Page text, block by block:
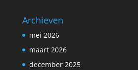
Archieven
mei 2026
maart 2026
december 2025